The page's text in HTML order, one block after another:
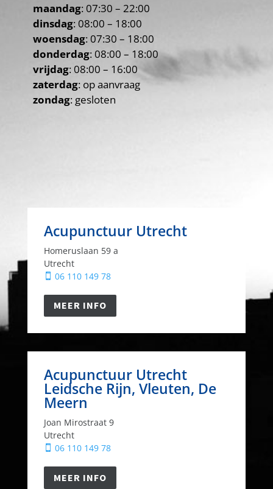
maandag: 07:30 – 22:00
dinsdag: 08:00 – 18:00
woensdag: 07:30 – 18:00
donderdag: 08:00 – 18:00
vrijdag: 08:00 – 16:00
zaterdag: op aanvraag
zondag: gesloten
Acupunctuur Utrecht
Homeruslaan 59 a
Utrecht
 06 110 149 78
MEER INFO
Acupunctuur Utrecht
Leidsche Rijn, Vleuten, De
Meern
Joan Mirostraat 9
Utrecht
 06 110 149 78
MEER INFO